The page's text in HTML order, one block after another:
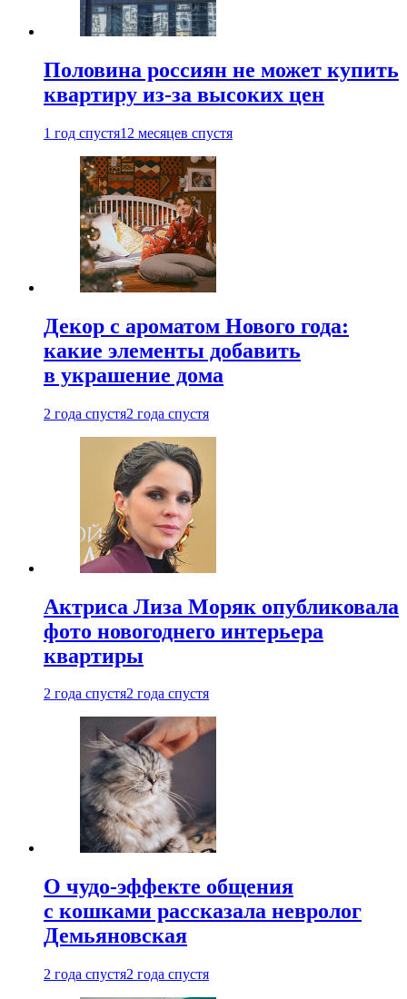
Половина россиян не может купить
квартиру из-за высоких цен
1 год спустя12 месяцев спустя
Декор с ароматом Нового года:
какие элементы добавить
в украшение дома
2 года спустя2 года спустя
Актриса Лиза Моряк опубликовала
фото новогоднего интерьера
квартиры
2 года спустя2 года спустя
О чудо-эффекте общения
с кошками рассказала невролог
Демьяновская
2 года спустя2 года спустя